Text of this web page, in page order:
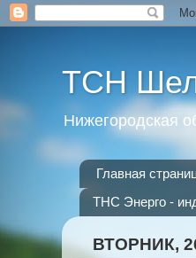
ТСН
Нижегородская
Главная
ТНС Энерго -
ВТОРНИК,